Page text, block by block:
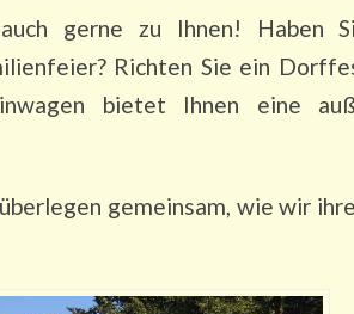
gerne zu Ihnen! Haben
Richten Sie ein
bietet Ihnen eine
gemeinsam, wie wir